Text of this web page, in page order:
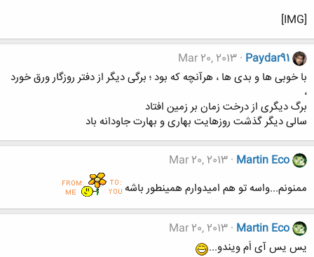
[IMG]
Paydar91
Mar 20, 2013
با خوبی ها و بدی ها ، هرآنچه که بود ؛ برگی دیگر از دفتر روزگار ورق خورد
،
برگ دیگری از درخت زمان بر زمین افتاد
سالی دیگر گذشت روزهایت بهاری و بهارت جاودانه باد
Martin Eco
Mar 20, 2013
ممنونم...واسه تو هم امیدوارم همینطور باشه
Martin Eco
Mar 20, 2013
یس یس آی اَم ویندو...